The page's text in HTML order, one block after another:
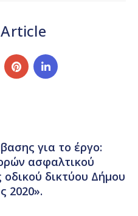
για το έργο:
ασφαλτικού
δικτύου Δήμου
2020».